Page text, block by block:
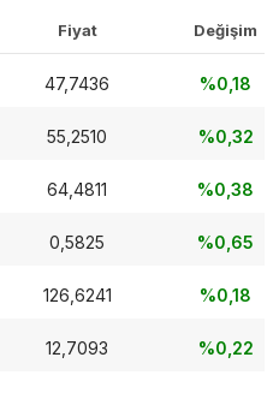
Fiyat Değişim
47,7436 %0,18
55,2510 %0,32
64,4811 %0,38
0,5825 %0,65
126,6241 %0,18
12,7093 %0,22